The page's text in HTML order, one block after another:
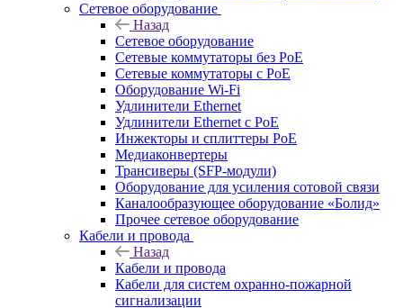
Сетевое оборудование
Назад
Сетевое оборудование
Сетевые коммутаторы без PoE
Сетевые коммутаторы с PoE
Оборудование Wi-Fi
Удлинители Ethernet
Удлинители Ethernet с PoE
Инжекторы и сплиттеры PoE
Медиаконвертеры
Трансиверы (SFP-модули)
Оборудование для усиления сотовой связи
Каналообразующее оборудование «Болид»
Прочее сетевое оборудование
Кабели и провода
Назад
Кабели и провода
Кабели для систем охранно-пожарной
сигнализации